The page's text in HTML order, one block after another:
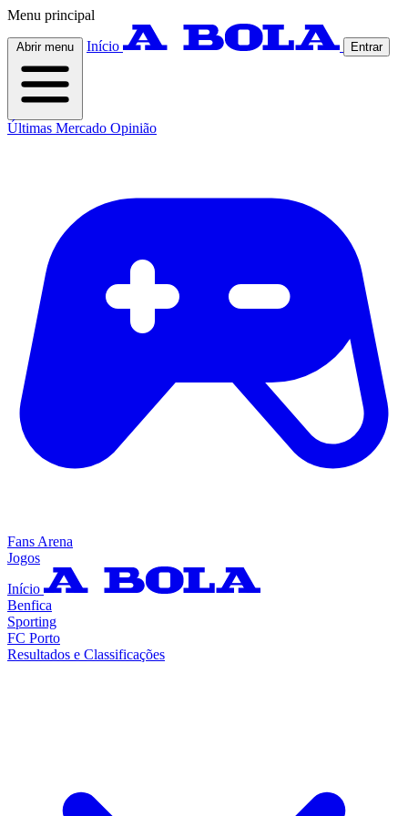
Menu principal
Abrir menu Início Entrar
Últimas Mercado Opinião
Fans Arena
Jogos
Início
Benfica
Sporting
FC Porto
Resultados e Classificações